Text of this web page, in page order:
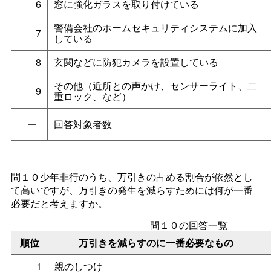
6 窓に強化ガラスを取り付けている
7 警備会社のホームセキュリティシステムに加入
している
8
玄関などに防犯カメラを設置している
9 その他（近所との声かけ、センサーライト、二
重ロック、など）
ー
回答対象者数
問１０少年非行のうち、万引きの占める割合が依然とし
て高いですが、万引きの発生を減らすためには何が一番
必要だと考えますか。
順位 万引きを減らすのに一番必要なもの
問１０の回答一覧
1
親のしつけ